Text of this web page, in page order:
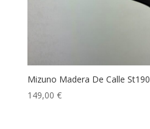
Mizuno Madera De Calle St190
149,00 €